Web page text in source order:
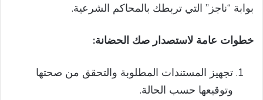
بوابة “ناجز” التي تربطك بالمحاكم الشرعية.
خطوات عامة لاستصدار صك الحضانة:
تجهيز المستندات المطلوبة والتحقق من صحتها
وتوقيعها حسب الحالة.